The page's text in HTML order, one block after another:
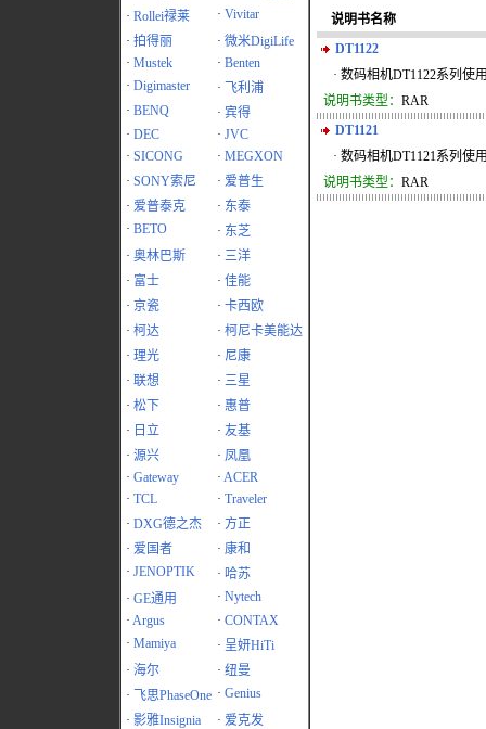
· Rollei禄莱 · Vivitar
· 拍得丽 · 微米DigiLife
· Mustek · Benten
· Digimaster ·
飞利浦
· BENQ · 宾得
· DEC · JVC
· SICONG · MEGXON
· SONY索尼 · 爱普生
· 爱普泰克 · 东泰
· BETO · 东芝
· 奥林巴斯 · 三洋
· 富士 · 佳能
· 京瓷 · 卡西欧
· 柯达 · 柯尼卡美能达
· 理光 · 尼康
· 联想 · 三星
· 松下 · 惠普
· 日立 · 友基
· 源兴 · 凤凰
· Gateway · ACER
· TCL · Traveler
· DXG德之杰 · 方正
· 爱国者 · 康和
· JENOPTIK · 哈苏
· GE通用 · Nytech
· Argus · CONTAX
· Mamiya · 呈妍HiTi
· 海尔 · 纽曼
·
飞思PhaseOne · Genius
· 影雅Insignia · 爱克发
说明书名称
DT1122
· 数码相机DT1122系列使
说明书类型： RAR
DT1121
· 数码相机DT1121系列使
说明书类型： RAR